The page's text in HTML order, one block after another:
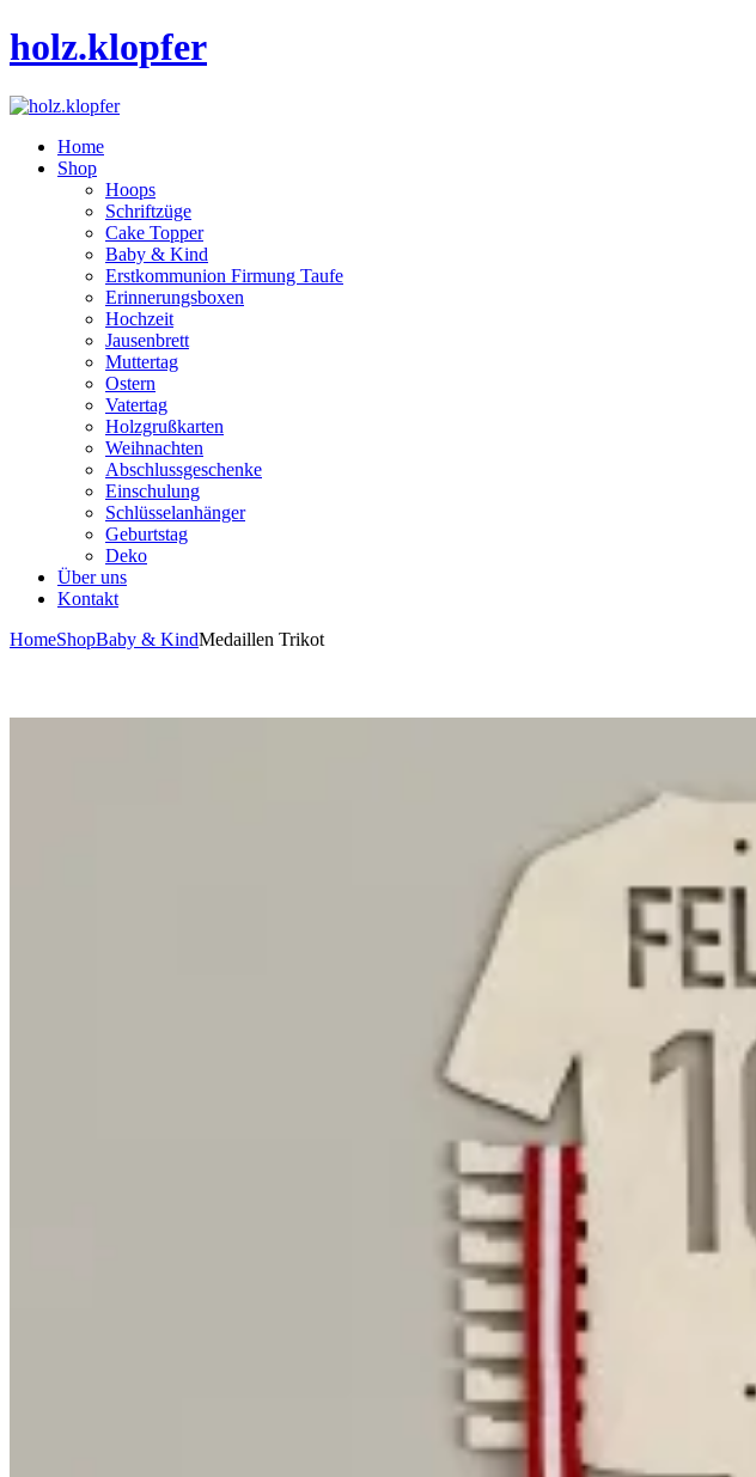
holz.klopfer
Home
Shop
Hoops
Schriftzüge
Cake Topper
Baby & Kind
Erstkommunion Firmung Taufe
Erinnerungsboxen
Hochzeit
Jausenbrett
Muttertag
Ostern
Vatertag
Holzgrußkarten
Weihnachten
Abschlussgeschenke
Einschulung
Schlüsselanhänger
Geburtstag
Deko
Über uns
Kontakt
HomeShopBaby & KindMedaillen Trikot